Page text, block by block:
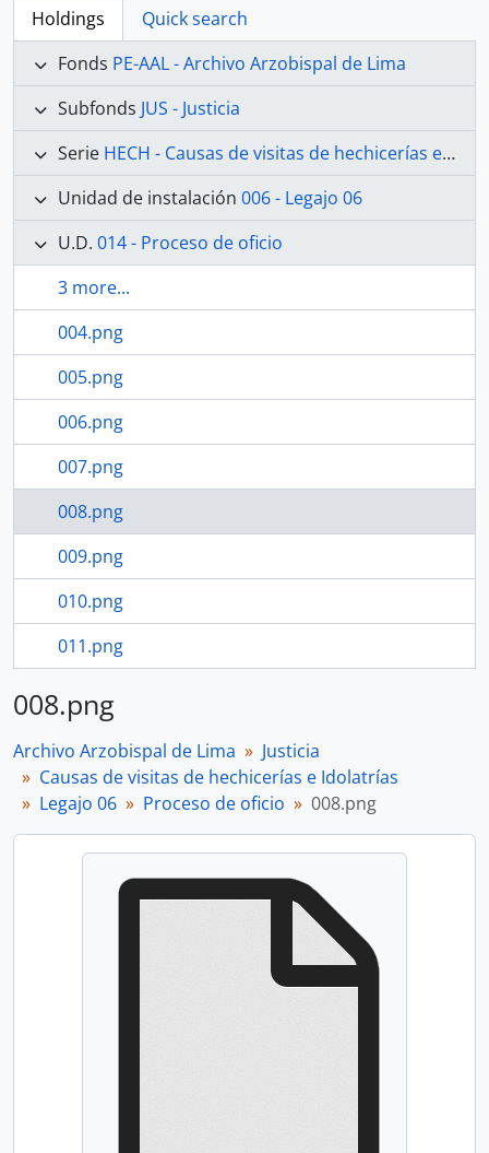
Holdings
Quick search
Fonds PE-AAL - Archivo Arzobispal de Lima
Subfonds JUS - Justicia
Serie HECH - Causas de visitas de hechicerías e Idolatrías
Unidad de instalación 006 - Legajo 06
U.D. 014 - Proceso de oficio
3 more...
004.png
005.png
006.png
007.png
008.png
009.png
010.png
011.png
008.png
Archivo Arzobispal de Lima
Justicia
Causas de visitas de hechicerías e Idolatrías
Legajo 06
Proceso de oficio 008.png